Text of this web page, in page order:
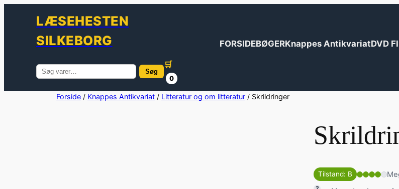
LÆSEHESTEN
SILKEBORG
FORSIDEBØGERKnappes AntikvariatDVD
Søg
efter:
Søg
🛒
0
Forside / Knappes Antikvariat / Litteratur og om litteratur / Skrildringer
Tilstand: B